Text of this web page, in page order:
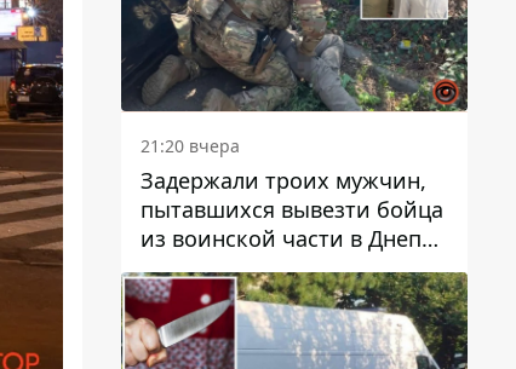
21:20 вчера
Задержали троих мужчин,
пытавшихся вывезти бойца
из воинской части в Днепр
за 7 тысяч долларов: среди
них был врач